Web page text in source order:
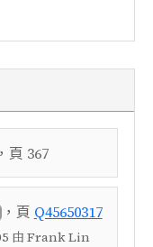
頁 367
，頁 Q45650317
由 Frank Lin